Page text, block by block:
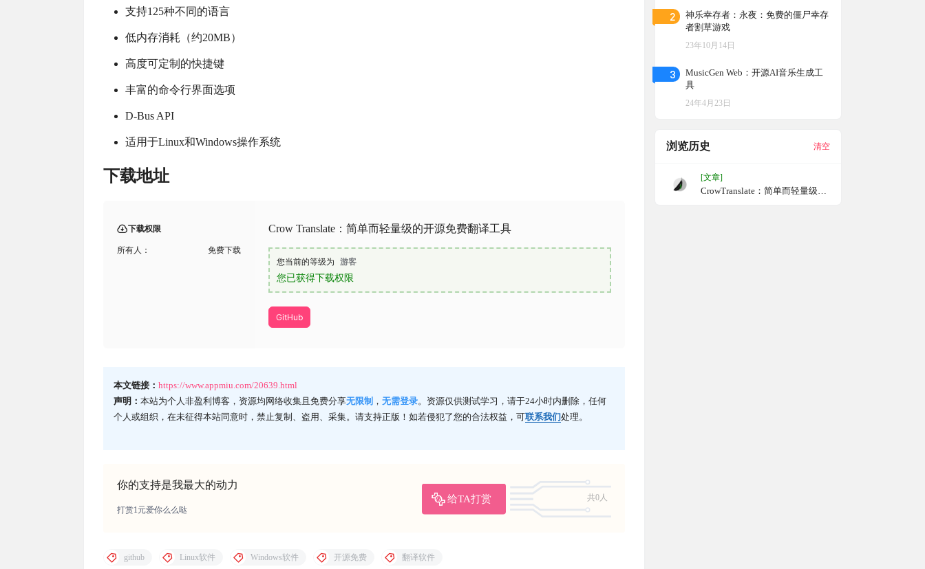
支持125种不同的语言
低内存消耗（约20MB）
高度可定制的快捷键
丰富的命令行界面选项
D-Bus API
适用于Linux和Windows操作系统
下载地址
下载权限
所有人： 免费下载
Crow Translate：简单而轻量级的开源免费翻译工具
您当前的等级为 游客
您已获得下载权限
GitHub
本文链接： https://www.appmiu.com/20639.html
声明： 本站为个人非盈利博客，资源均网络收集且免费分享无限制 ， 无需登录。资源仅供测试学习，请于24小时内删除，任何
个人或组织，在未征得本站同意时，禁止复制、盗用、采集。请支持正版！如若侵犯了您的合法权益，可联系我们处理。
你的支持是我最大的动力
给TA打赏
共0人
打赏1元爱你么么哒
github Linux软件 Windows软件 开源免费 翻译软件
2
神乐幸存者：永夜：免费的僵尸幸存
者割草游戏
23年10月14日
3
MusicGen Web：开源AI音乐生成工
具
24年4月23日
浏览历史 清空
[文章]
CrowTranslate：简单而轻量级的